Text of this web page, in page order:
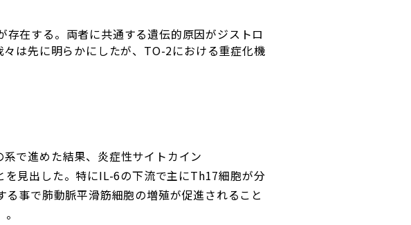
在する。両者に共通する遺伝的原因がジストロ
は先に明らかにしたが、TO-2における重症化機
で進めた結果、炎症性サイトカイン
見出した。特にIL-6の下流で主にTh17細胞が分
事で肺動脈平滑筋細胞の増殖が促進されること